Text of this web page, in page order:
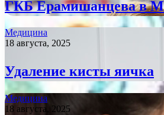
ГКБ Ерамишанцева в
Медицина
18 августа, 2025
Удаление кисты яичка
Медицина
18 августа, 2025